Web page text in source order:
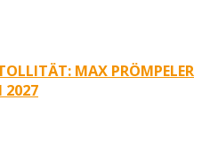
MAX PRÖMPELER
2027